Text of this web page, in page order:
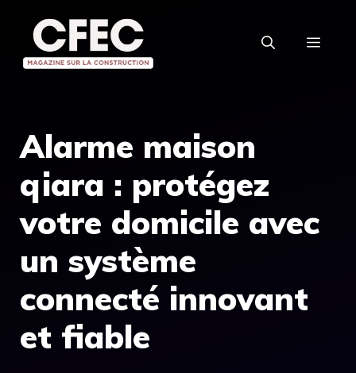
contenu
Alarme maison
qiara : protégez
votre domicile avec
un système
connecté innovant
et fiable